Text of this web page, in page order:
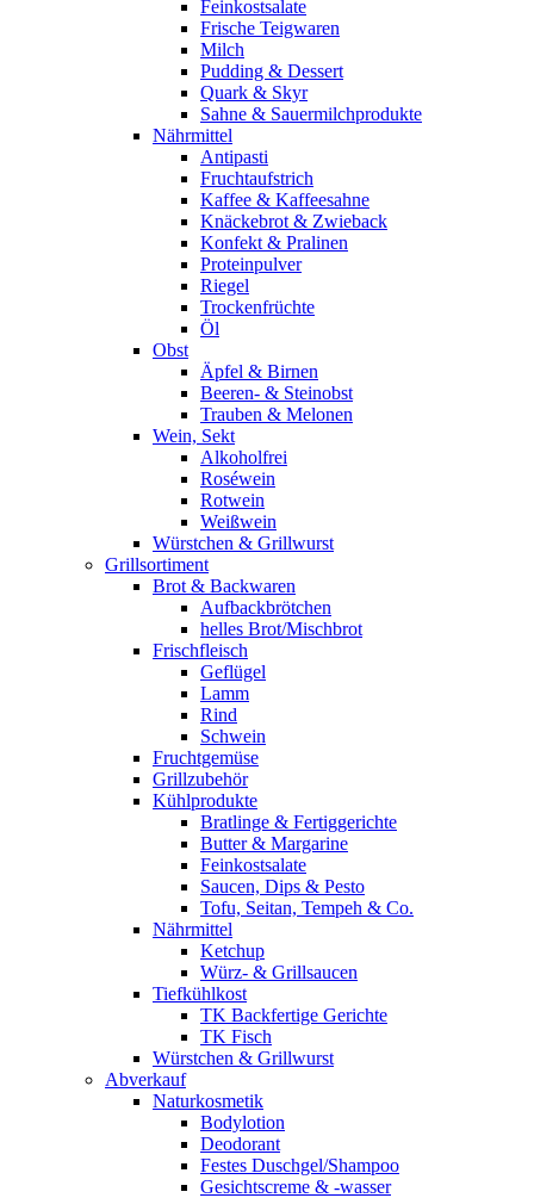
Feinkostsalate
Frische Teigwaren
Milch
Pudding & Dessert
Quark & Skyr
Sahne & Sauermilchprodukte
Nährmittel
Antipasti
Fruchtaufstrich
Kaffee & Kaffeesahne
Knäckebrot & Zwieback
Konfekt & Pralinen
Proteinpulver
Riegel
Trockenfrüchte
Öl
Obst
Äpfel & Birnen
Beeren- & Steinobst
Trauben & Melonen
Wein, Sekt
Alkoholfrei
Roséwein
Rotwein
Weißwein
Würstchen & Grillwurst
Grillsortiment
Brot & Backwaren
Aufbackbrötchen
helles Brot/Mischbrot
Frischfleisch
Geflügel
Lamm
Rind
Schwein
Fruchtgemüse
Grillzubehör
Kühlprodukte
Bratlinge & Fertiggerichte
Butter & Margarine
Feinkostsalate
Saucen, Dips & Pesto
Tofu, Seitan, Tempeh & Co.
Nährmittel
Ketchup
Würz- & Grillsaucen
Tiefkühlkost
TK Backfertige Gerichte
TK Fisch
Würstchen & Grillwurst
Abverkauf
Naturkosmetik
Bodylotion
Deodorant
Festes Duschgel/Shampoo
Gesichtscreme & -wasser